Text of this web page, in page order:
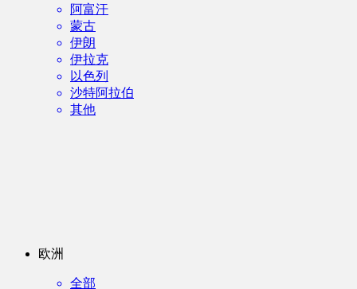
阿富汗
蒙古
伊朗
伊拉克
以色列
沙特阿拉伯
其他
欧洲
全部